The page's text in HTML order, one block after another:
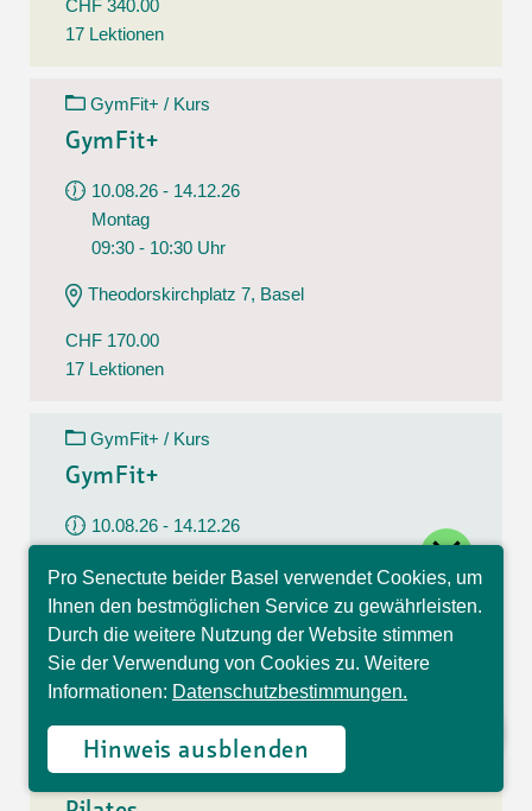
CHF 340.00
17 Lektionen
GymFit+ / Kurs
GymFit+
10.08.26 - 14.12.26
Montag
09:30 - 10:30 Uhr
Theodorskirchplatz 7, Basel
CHF 170.00
17 Lektionen
GymFit+ / Kurs
GymFit+
10.08.26 - 14.12.26
09:30 - 10:30 Uhr
Belchenstrasse 15, Basel
CHF 170.00
17 Lektionen
Pilates / Kurs
Pro Senectute beider Basel verwendet Cookies, um
Ihnen den bestmöglichen Service zu gewährleisten.
Durch die weitere Nutzung der Website stimmen
Sie der Verwendung von Cookies zu. Weitere
Informationen: Datenschutzbestimmungen.
Hinweis ausblenden
Hallo, ich bin Sophia und
beantworte gerne Ihre
Fragen.
close